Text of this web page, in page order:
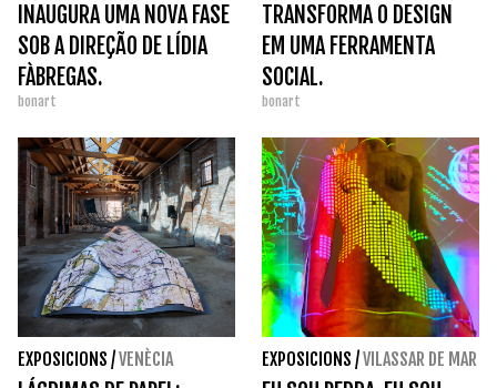
INAUGURA UMA NOVA FASE
SOB A DIREÇÃO DE LÍDIA
FÀBREGAS.
bonart
TRANSFORMA O DESIGN
EM UMA FERRAMENTA
SOCIAL.
bonart
EXPOSICIONS /VENÈCIA EXPOSICIONS /VILASSAR DE MAR